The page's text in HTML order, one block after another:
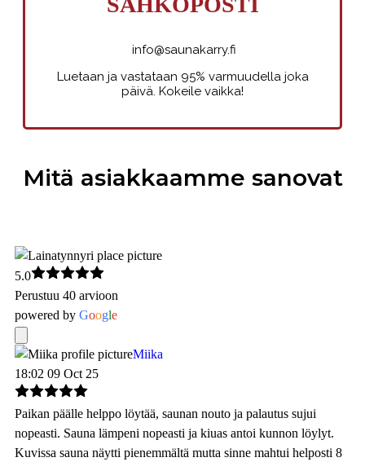
info@saunakarry.fi
Luetaan ja vastataan 95% varmuudella joka
päivä. Kokeile vaikka!
Mitä asiakkaamme sanovat
5.0
Perustuu 40 arvioon
powered by Google
Miika
18:02 09 Oct 25
Paikan päälle helppo löytää, saunan nouto ja palautus sujui
nopeasti. Sauna lämpeni nopeasti ja kiuas antoi kunnon löylyt.
Kuvissa sauna näytti pienemmältä mutta sinne mahtui helposti 8